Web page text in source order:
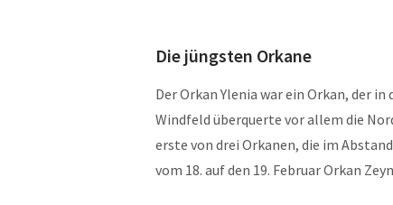
Die jüngsten Orkane
Der Orkan Ylenia war ein Orkan, der in
Windfeld überquerte vor allem die
erste von drei Orkanen, die im
vom 18. auf den 19. Februar Orkan